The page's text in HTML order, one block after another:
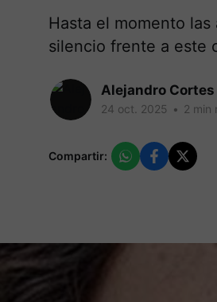
Hasta el momento
silencio frente a este
Alejandro Cortes
24 oct. 2025 • 2 min
Compartir: